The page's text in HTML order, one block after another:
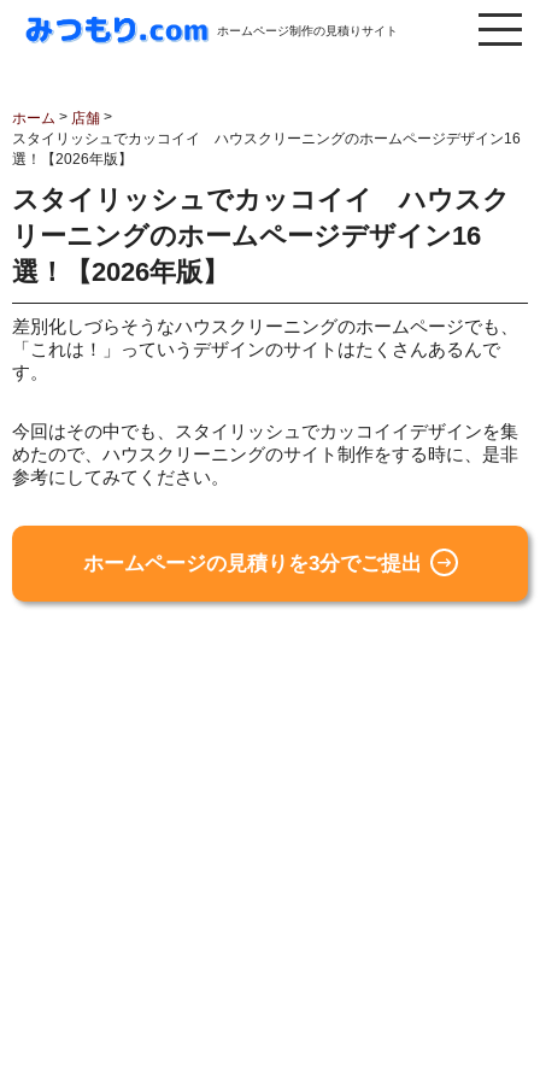
ホームページ制作の見積りサイト
ホーム > 店舗 >
スタイリッシュでカッコイイ ハウスクリーニングのホームページデザイン16
選！【2026年版】
スタイリッシュでカッコイイ ハウスク
リーニングのホームページデザイン16
選！【2026年版】
差別化しづらそうなハウスクリーニングのホームページでも、
「これは！」っていうデザインのサイトはたくさんあるんで
す。
今回はその中でも、スタイリッシュでカッコイイデザインを集
めたので、ハウスクリーニングのサイト制作をする時に、是非
参考にしてみてください。
ホームページの見積りを3分でご提出